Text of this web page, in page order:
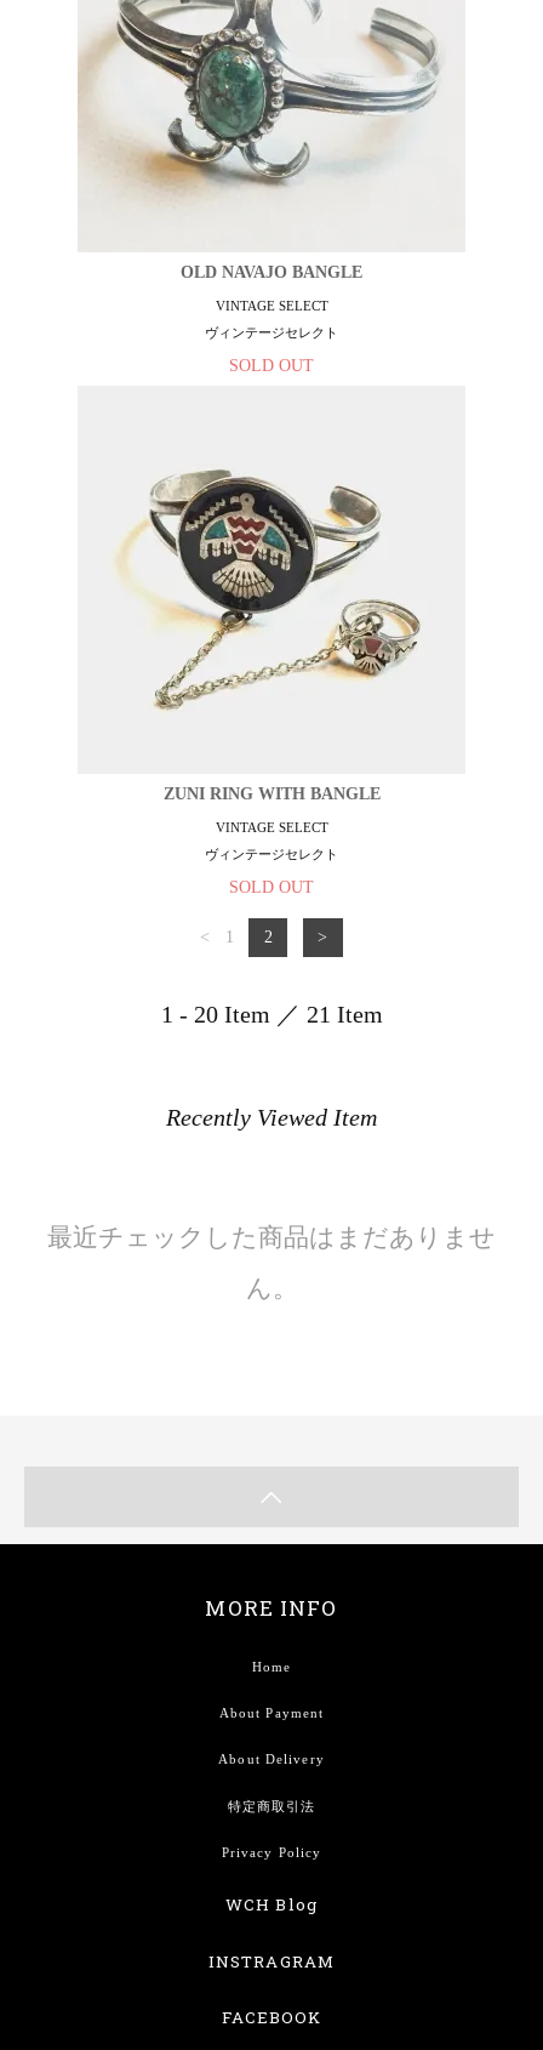
OLD NAVAJO BANGLE
VINTAGE SELECT
ヴィンテージセレクト
SOLD OUT
ZUNI RING WITH BANGLE
VINTAGE SELECT
ヴィンテージセレクト
SOLD OUT
< 1 2 >
1 - 20 Item ／ 21 Item
Recently Viewed Item
最近チェックした商品はまだありませ
ん。
MORE INFO
Home
About Payment
About Delivery
特定商取引法
Privacy Policy
WCH Blog
INSTRAGRAM
FACEBOOK